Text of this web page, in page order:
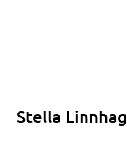
Stella Linnhag